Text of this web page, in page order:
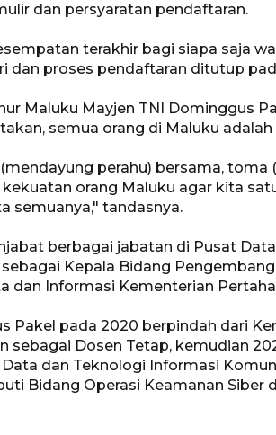
dan persyaratan pendaftaran.
terakhir bagi siapa saja
dan proses pendaftaran ditutup
Maluku Mayjen TNI Dominggus
semua orang di Maluku adalah
perahu) bersama, toma
orang Maluku agar kita
semuanya," tandasnya.
berbagai jabatan di Pusat
Kepala Bidang
dan Informasi Kementerian
Pakel pada 2020 berpindah dari
sebagai Dosen Tetap, kemudian
dan Teknologi Informasi
Bidang Operasi Keamanan Siber